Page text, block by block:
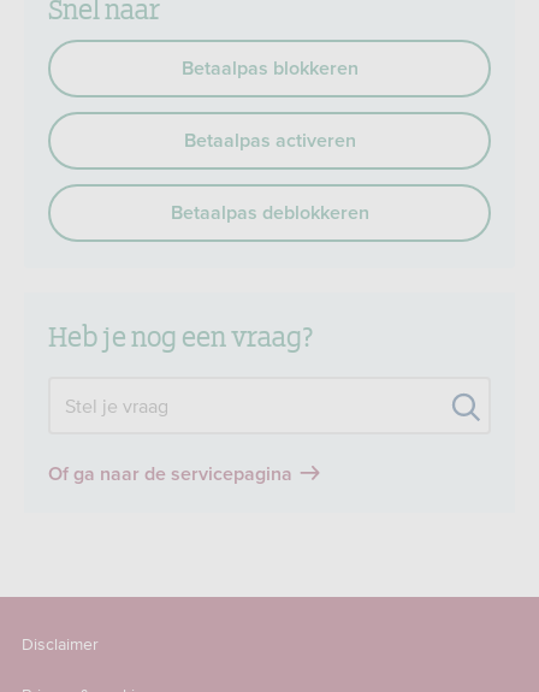
Betaalpas blokkeren
Betaalpas activeren
Betaalpas deblokkeren
Heb je nog een vraag?
Stel je vraag Zoek
Of ga naar de servicepagina
Disclaimer